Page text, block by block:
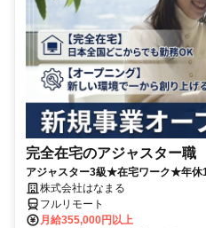
完全在宅のアジャスター職
アジャスター3級★在宅ワーク★年
株式会社はなまる
フルリモート
月給355,000円以上